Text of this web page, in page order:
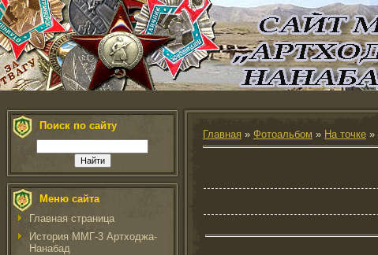
Поиск по сайту
Меню сайта
Главная страница
История ММГ-3 Артходжа-
Нанабад
Главная » Фотоальбом » На точке »